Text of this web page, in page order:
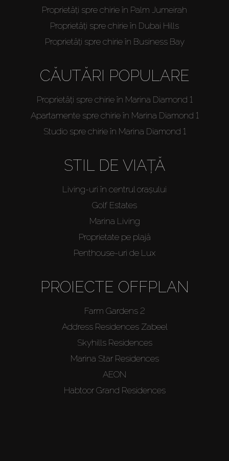
Proprietăți spre chirie în Palm Jumeirah
Proprietăți spre chirie în Dubai Hills
Proprietăți spre chirie în Business Bay
CĂUTĂRI POPULARE
Proprietăți spre chirie în Marina Diamond 1
Apartamente spre chirie în Marina Diamond 1
Studio spre chirie în Marina Diamond 1
STIL DE VIAȚĂ
Living-uri în centrul orașului
Golf Estates
Marina Living
Proprietate pe plajă
Penthouse-uri de Lux
PROIECTE OFFPLAN
Farm Gardens 2
Address Residences Zabeel
Skyhills Residences
Marina Star Residences
AEON
Habtoor Grand Residences